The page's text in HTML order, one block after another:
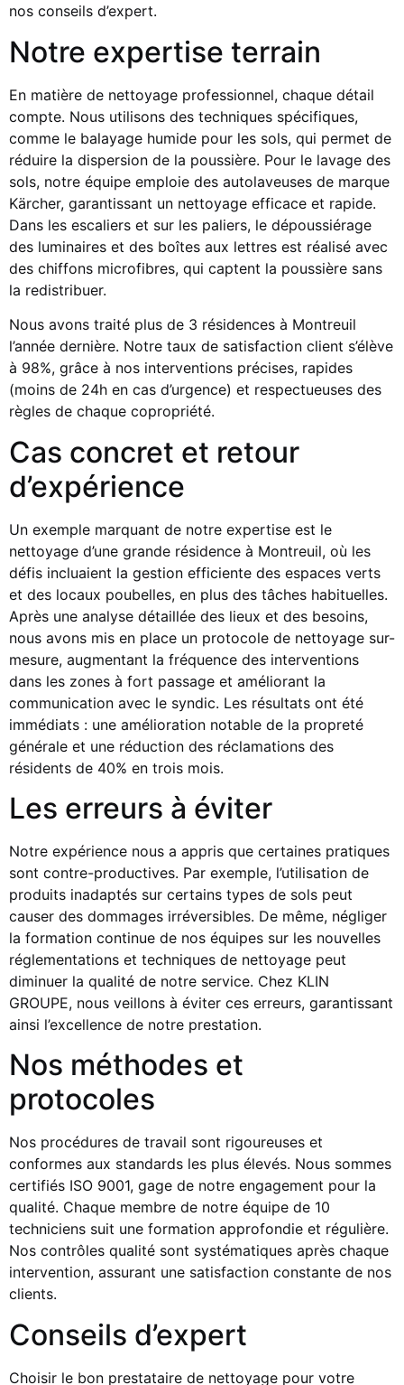
nos conseils d’expert.
Notre expertise terrain
En matière de nettoyage professionnel, chaque détail
compte. Nous utilisons des techniques spécifiques,
comme le balayage humide pour les sols, qui permet de
réduire la dispersion de la poussière. Pour le lavage des
sols, notre équipe emploie des autolaveuses de marque
Kärcher, garantissant un nettoyage efficace et rapide.
Dans les escaliers et sur les paliers, le dépoussiérage
des luminaires et des boîtes aux lettres est réalisé avec
des chiffons microfibres, qui captent la poussière sans
la redistribuer.
Nous avons traité plus de 3 résidences à Montreuil
l’année dernière. Notre taux de satisfaction client s’élève
à 98%, grâce à nos interventions précises, rapides
(moins de 24h en cas d’urgence) et respectueuses des
règles de chaque copropriété.
Cas concret et retour
d’expérience
Un exemple marquant de notre expertise est le
nettoyage d’une grande résidence à Montreuil, où les
défis incluaient la gestion efficiente des espaces verts
et des locaux poubelles, en plus des tâches habituelles.
Après une analyse détaillée des lieux et des besoins,
nous avons mis en place un protocole de nettoyage sur-
mesure, augmentant la fréquence des interventions
dans les zones à fort passage et améliorant la
communication avec le syndic. Les résultats ont été
immédiats : une amélioration notable de la propreté
générale et une réduction des réclamations des
résidents de 40% en trois mois.
Les erreurs à éviter
Notre expérience nous a appris que certaines pratiques
sont contre-productives. Par exemple, l’utilisation de
produits inadaptés sur certains types de sols peut
causer des dommages irréversibles. De même, négliger
la formation continue de nos équipes sur les nouvelles
réglementations et techniques de nettoyage peut
diminuer la qualité de notre service. Chez KLIN
GROUPE, nous veillons à éviter ces erreurs, garantissant
ainsi l’excellence de notre prestation.
Nos méthodes et
protocoles
Nos procédures de travail sont rigoureuses et
conformes aux standards les plus élevés. Nous sommes
certifiés ISO 9001, gage de notre engagement pour la
qualité. Chaque membre de notre équipe de 10
techniciens suit une formation approfondie et régulière.
Nos contrôles qualité sont systématiques après chaque
intervention, assurant une satisfaction constante de nos
clients.
Conseils d’expert
Choisir le bon prestataire de nettoyage pour votre